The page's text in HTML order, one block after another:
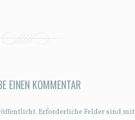
EINEN KOMMENTAR
Erforderliche Felder sind mit